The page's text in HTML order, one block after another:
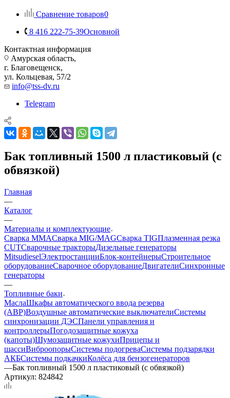
Сравнение товаров0
8 416 222-75-39Основной
Контактная информация
Амурская область,
г. Благовещенск,
ул. Кольцевая, 57/2
info@tss-dv.ru
Telegram
Бак топливный 1500 л пластиковый (с
обвязкой)
Главная
—
Каталог
—
Материалы и комплектующие
Сварка MMAСварка MIG/MAGСварка TIGПлазменная резка
CUTСварочные тракторыДизельные генераторы
MitsudieselЭлектростанцииБлок-контейнерыСтроительное
оборудованиеСварочное оборудованиеДвигателиСинхронные
генераторы
—
Топливные баки
МаслаШкафы автоматического ввода резерва
(АВР)Воздушные автоматические выключателиСистемы
синхронизации ДЭСПанели управления и
контроллерыПогодозащитные кожуха
(капоты)Шумозащитные кожухиПрицепы и
шассиВиброопорыСистемы подогреваСистемы подзарядки
АКБСистемы подкачкиКолёса для бензогенераторов
—Бак топливный 1500 л пластиковый (с обвязкой)
Артикул: 824842